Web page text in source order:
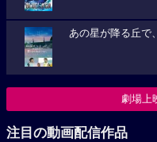
あの星が降る丘で
劇場上
注目の動画配信作品